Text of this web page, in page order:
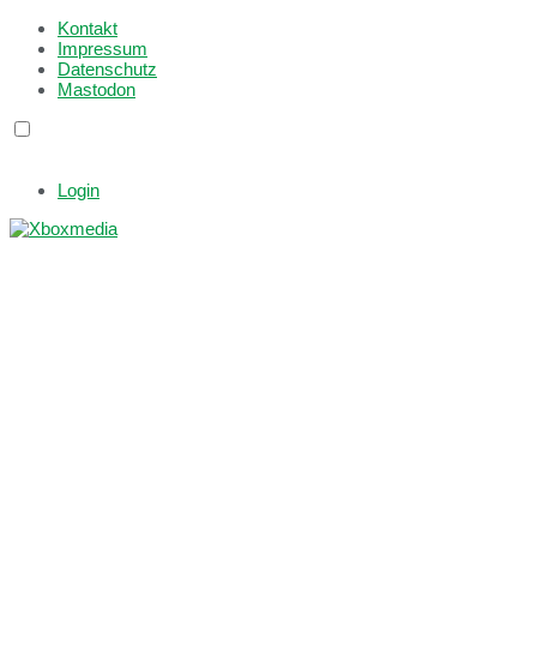
Kontakt
Impressum
Datenschutz
Mastodon
Login